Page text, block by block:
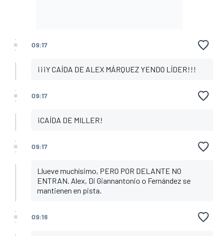
09:17
¡¡¡Y CAÍDA DE ALEX MÁRQUEZ YENDO LÍDER!!!
09:17
¡CAÍDA DE MILLER!
09:17
Llueve muchísimo, PERO POR DELANTE NO
ENTRAN. Alex, Di Giannantonio o Fernández se
mantienen en pista.
09:16